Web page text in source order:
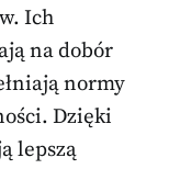
Ich
na dobór
normy
Dzięki
lepszą